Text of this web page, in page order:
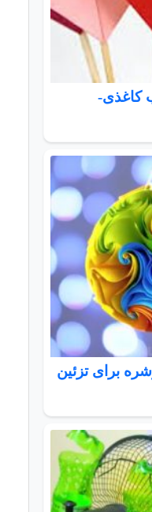
کاغذی-
برای تزئین